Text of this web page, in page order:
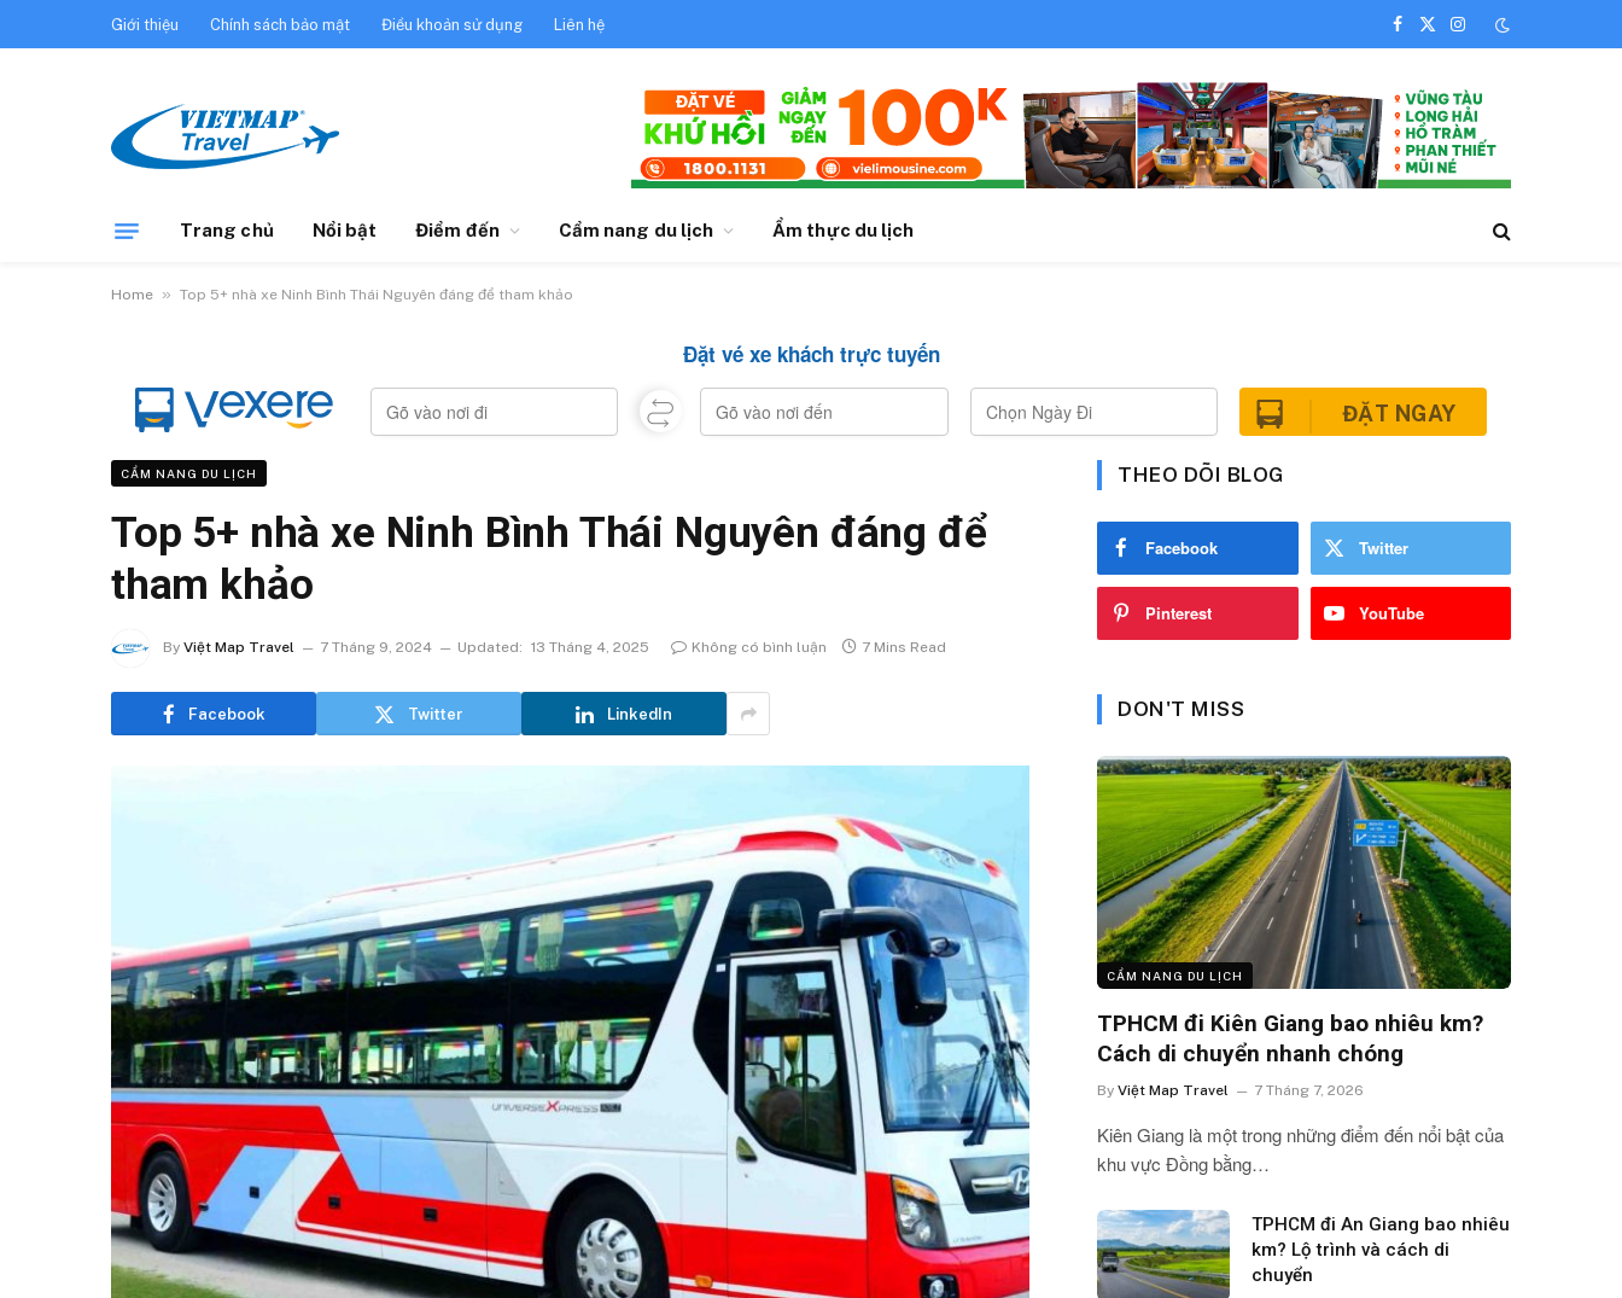
Giới thiệu Chính sách bảo mật Điều khoản sử dụng Liên hệ Facebook
X
Instagram
Trang chủ Nổi bật Điểm đến Cẩm nang du lịch Ẩm thực du lịch
Home » Top 5+ nhà xe Ninh Bình Thái Nguyên đáng để tham khảo
Đặt vé xe khách trực tuyến
ĐẶT NGAY
CẨM NANG DU LỊCH
Top 5+ nhà xe Ninh Bình Thái Nguyên đáng để
tham khảo
By Việt Map Travel 7 Tháng 9, 2024 Updated: 13 Tháng 4, 2025 Không có bình luận 7 Mins Read
Facebook Twitter LinkedIn
THEO DÕI BLOG
Facebook Twitter
Pinterest YouTube
DON'T MISS
CẨM NANG DU LỊCH
TPHCM đi Kiên Giang bao nhiêu km?
Cách di chuyển nhanh chóng
By Việt Map Travel 7 Tháng 7, 2026
Kiên Giang là một trong những điểm đến nổi bật của
khu vực Đồng bằng…
TPHCM đi An Giang bao nhiêu
km? Lộ trình và cách di
chuyển